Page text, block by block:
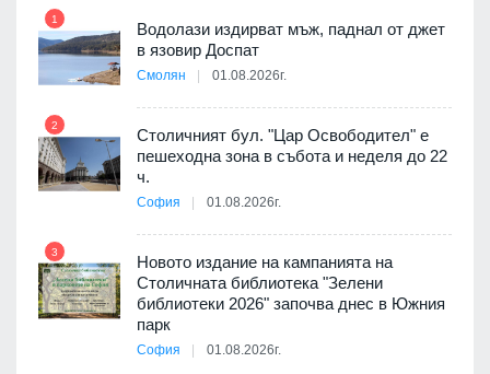
1
Водолази издирват мъж, паднал от джет
в язовир Доспат
Смолян 01.08.2026г.
2
Столичният бул. "Цар Освободител" е
пешеходна зона в събота и неделя до 22
ч.
София 01.08.2026г.
3
Новото издание на кампанията на
Столичната библиотека "Зелени
библиотеки 2026" започва днес в Южния
парк
София 01.08.2026г.